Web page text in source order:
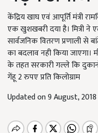
केंद्रिय खाघ एवं आपूर्ति मंत्री
एक खुशखबरी दया है। मित्री
सार्वजनिक वितरण प्रणाली से
का बदलाव नही किया जाएगा।
के तहत सरकारी गल्ले कि
गेंहू 2 रुपए प्रति किलोग्राम
Updated on 9 August,